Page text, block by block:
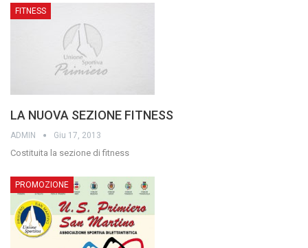
FITNESS
LA NUOVA SEZIONE FITNESS
ADMIN Giu 17, 2013
Costituita la sezione di fitness
­PROMOZIONE